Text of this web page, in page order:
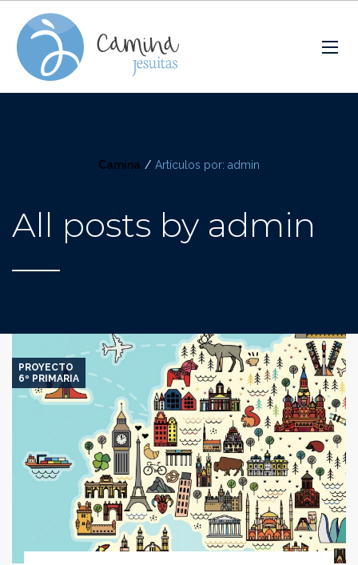
Camina / Artículos por: admin
All posts by admin
PROYECTO
6º PRIMARIA